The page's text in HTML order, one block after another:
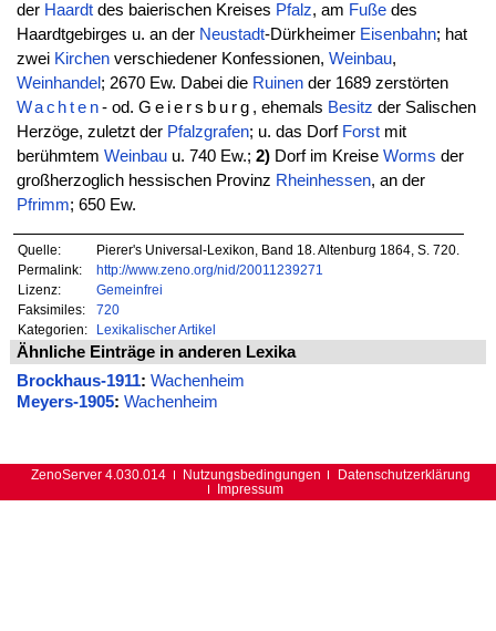
der Haardtdes baierischen Kreises Pfalz, am Fußedes
Haardtgebirges u. an der Neustadt-Dürkheimer Eisenbahn; hat
zwei Kirchenverschiedener Konfessionen, Weinbau,
Weinhandel ; 2670 Ew. Dabei die Ruinender 1689 zerstörten
Wachten- od.Geiersburg , ehemals Besitz der Salischen
Herzöge, zuletzt der Pfalzgrafen; u. das Dorf Forstmit
berühmtem Weinbauu. 740 Ew.; 2)Dorf im Kreise Worms der
großherzoglich hessischen Provinz Rheinhessen, an der
Pfrimm; 650 Ew.
Quelle:
Pierer's Universal-Lexikon, Band 18. Altenburg 1864, S. 720.
Permalink:
http://www.zeno.org/nid/20011239271
Lizenz:
Gemeinfrei
Faksimiles:
720
Kategorien:
Lexikalischer Artikel
Ähnliche Einträge in anderen Lexika
Brockhaus-1911: Wachenheim
Meyers-1905: Wachenheim
ZenoServer 4.030.014 Nutzungsbedingungen
Datenschutzerklärung
Impressum